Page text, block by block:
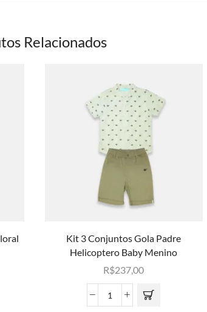
Relacionados
Kit 3 Conjuntos Gola Padre
Helicoptero Baby Menino
R$237,00